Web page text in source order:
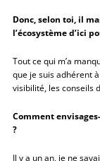
Donc, selon toi, il
l’écosystème d’ici
Tout ce qui m’a
que je suis adhérent
visibilité, les conseils
Comment
?
Il y a un an, je ne